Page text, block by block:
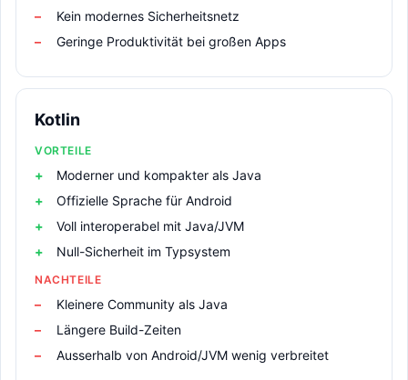
Kein modernes Sicherheitsnetz
Geringe Produktivität bei großen Apps
Kotlin
VORTEILE
Moderner und kompakter als Java
Offizielle Sprache für Android
Voll interoperabel mit Java/JVM
Null-Sicherheit im Typsystem
NACHTEILE
Kleinere Community als Java
Längere Build-Zeiten
Ausserhalb von Android/JVM wenig verbreitet